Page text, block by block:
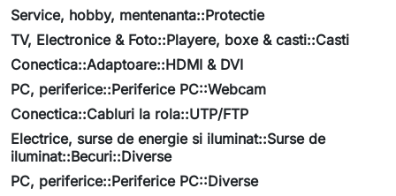
Service, hobby, mentenanta::Protectie
TV, Electronice & Foto::Playere, boxe & casti::Casti
Conectica::Adaptoare::HDMI & DVI
PC, periferice::Periferice PC::Webcam
Conectica::Cabluri la rola::UTP/FTP
Electrice, surse de energie si iluminat::Surse de
iluminat::Becuri::Diverse
PC, periferice::Periferice PC::Diverse